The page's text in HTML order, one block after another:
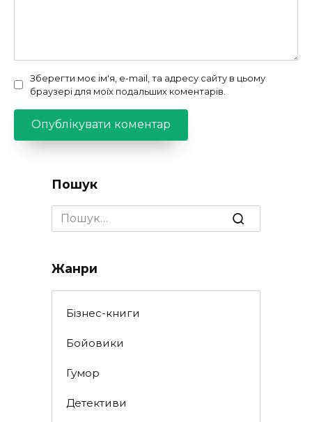
Зберегти моє ім'я, e-mail, та адресу сайту в цьому
браузері для моїх подальших коментарів.
Пошук
Search
for:
Жанри
Бізнес-книги
Бойовики
Гумор
Детективи